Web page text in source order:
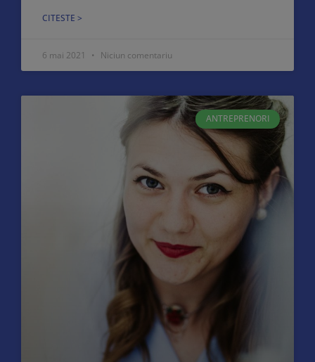
CITESTE >
6 mai 2021 Niciun comentariu
ANTREPRENORI